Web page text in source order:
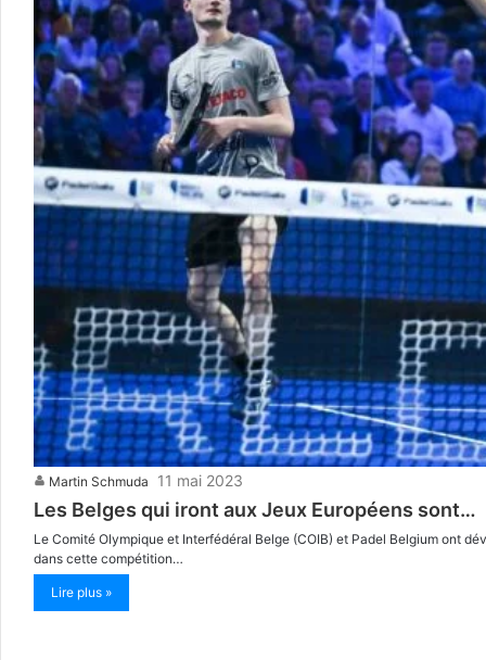
Martin Schmuda 11 mai 2023
Les Belges qui iront aux Jeux Européens sont…
Le Comité Olympique et Interfédéral Belge (COIB) et Padel Belgium ont
dans cette compétition…
Lire plus »